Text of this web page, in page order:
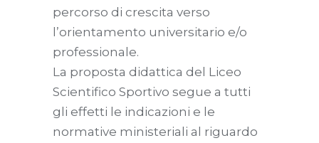
percorso di crescita verso
l’orientamento universitario e/o
professionale.
La proposta didattica del Liceo
Scientifico Sportivo segue a tutti
gli effetti le indicazioni e le
normative ministeriali al riguardo